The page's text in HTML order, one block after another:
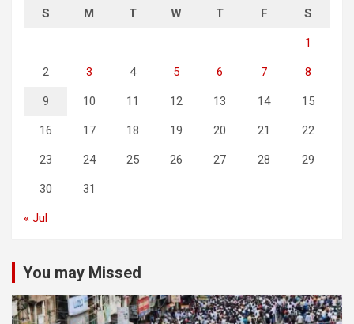
S M T W T F S
1
2 3 4 5 6 7 8
9 10 11 12 13 14 15
16 17 18 19 20 21 22
23 24 25 26 27 28 29
30 31
« Jul
You may Missed